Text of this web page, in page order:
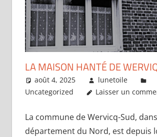
LA MAISON HANTÉ DE
août 4, 2025
lunetoile
Uncategorized
Laisser un
La commune de Wervicq-Sud,
département du Nord, est depuis